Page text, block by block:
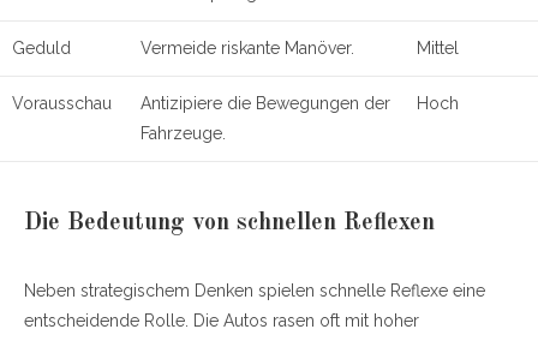
Geduld Vermeide riskante Manöver. Mittel
Vorausschau
Antizipiere die Bewegungen der
Fahrzeuge.
Hoch
Die Bedeutung von schnellen Reflexen
Neben strategischem Denken spielen schnelle Reflexe eine
entscheidende Rolle. Die Autos rasen oft mit hoher